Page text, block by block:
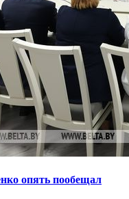
опять пообещал